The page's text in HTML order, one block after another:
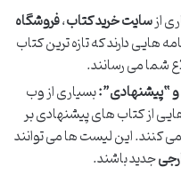
ازسایت خرید کتاب،فروشگاه
هایی دارند که تازه ترین کتاب
شما می رسانند.
“پیشنهادی”:بسیاری از وب
از کتاب های پیشنهادی بر
کنند. این لیست ها می توانند
جدید باشند.